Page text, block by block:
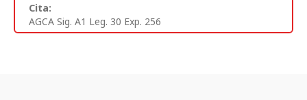
Cita:
AGCA Sig. A1 Leg. 30 Exp. 256